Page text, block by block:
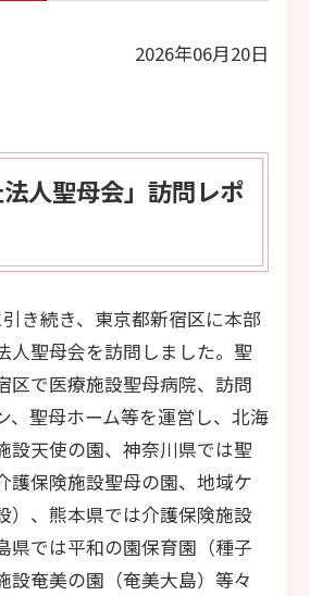
2026年06月20日
法人聖母会」訪問レポ
引き続き、東京都新宿区に本部
人聖母会を訪問しました。聖
区で医療施設聖母病院、訪問
、聖母ホーム等を運営し、北海
設天使の園、神奈川県では聖
護保険施設聖母の園、地域ケ
）、熊本県では介護保険施設
県では平和の園保育園（種子
設奄美の園（奄美大島）等々